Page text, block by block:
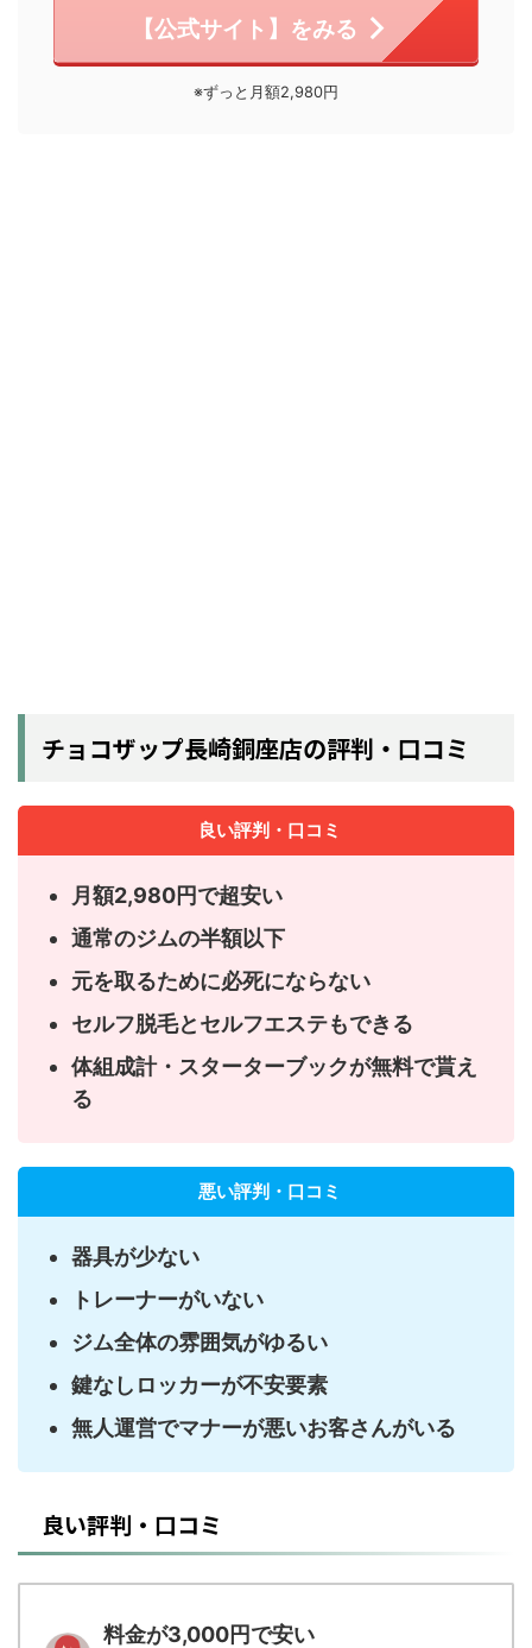
【公式サイト】をみる
※ずっと月額2,980円
チョコザップ長崎銅座店の評判・口コミ
良い評判・口コミ
月額2,980円で超安い
通常のジムの半額以下
元を取るために必死にならない
セルフ脱毛とセルフエステもできる
体組成計・スターターブックが無料で貰え
る
悪い評判・口コミ
器具が少ない
トレーナーがいない
ジム全体の雰囲気がゆるい
鍵なしロッカーが不安要素
無人運営でマナーが悪いお客さんがいる
良い評判・口コミ
料金が3,000円で安い